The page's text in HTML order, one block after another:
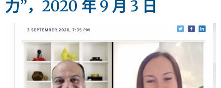
力”，2020 年 9 月 3 日